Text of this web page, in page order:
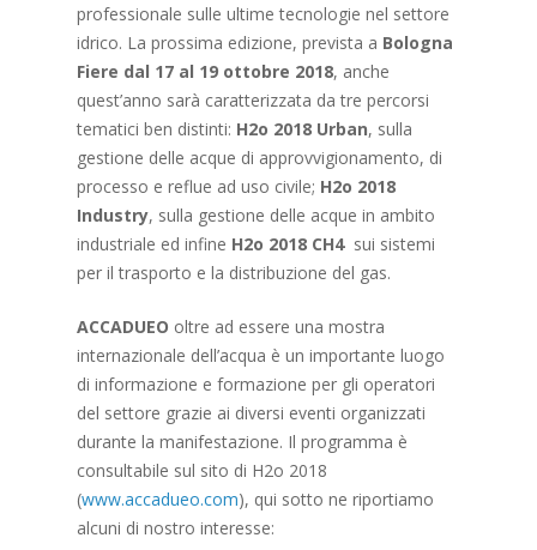
professionale sulle ultime tecnologie nel settore
idrico. La prossima edizione, prevista a Bologna
Fiere dal 17 al 19 ottobre 2018, anche
quest’anno sarà caratterizzata da tre percorsi
tematici ben distinti: H2o 2018 Urban, sulla
gestione delle acque di approvvigionamento, di
processo e reflue ad uso civile; H2o 2018
Industry, sulla gestione delle acque in ambito
industriale ed infine H2o 2018 CH4 sui sistemi
per il trasporto e la distribuzione del gas.
ACCADUEO oltre ad essere una mostra
internazionale dell’acqua è un importante luogo
di informazione e formazione per gli operatori
del settore grazie ai diversi eventi organizzati
durante la manifestazione. Il programma è
consultabile sul sito di H2o 2018
(www.accadueo.com), qui sotto ne riportiamo
alcuni di nostro interesse: